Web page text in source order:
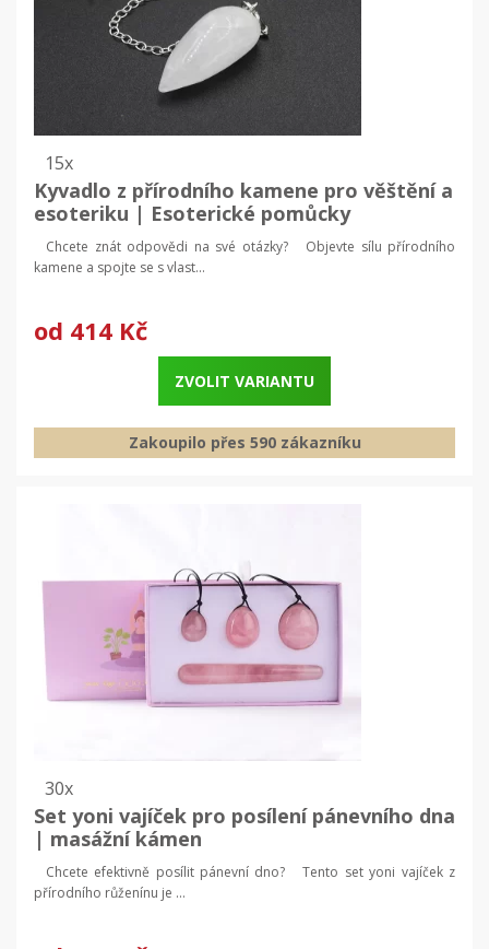
15x
Kyvadlo z přírodního kamene pro věštění a
esoteriku | Esoterické pomůcky
Chcete znát odpovědi na své otázky? Objevte sílu přírodního
kamene a spojte se s vlast...
od 414 Kč
ZVOLIT VARIANTU
Zakoupilo přes 590 zákazníku
30x
Set yoni vajíček pro posílení pánevního dna
| masážní kámen
Chcete efektivně posílit pánevní dno? Tento set yoni vajíček z
přírodního růženínu je ...